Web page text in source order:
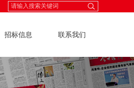
招标信息 联系我们